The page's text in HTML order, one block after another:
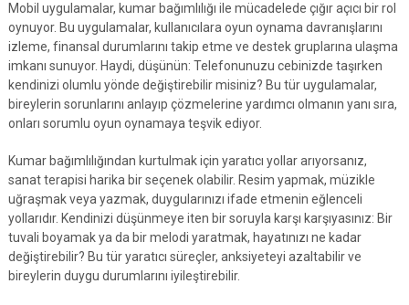
Mobil uygulamalar, kumar bağımlılığı ile mücadelede çığır açıcı bir rol
oynuyor. Bu uygulamalar, kullanıcılara oyun oynama davranışlarını
izleme, finansal durumlarını takip etme ve destek gruplarına ulaşma
imkanı sunuyor. Haydi, düşünün: Telefonunuzu cebinizde taşırken
kendinizi olumlu yönde değiştirebilir misiniz? Bu tür uygulamalar,
bireylerin sorunlarını anlayıp çözmelerine yardımcı olmanın yanı sıra,
onları sorumlu oyun oynamaya teşvik ediyor.
Kumar bağımlılığından kurtulmak için yaratıcı yollar arıyorsanız,
sanat terapisi harika bir seçenek olabilir. Resim yapmak, müzikle
uğraşmak veya yazmak, duygularınızı ifade etmenin eğlenceli
yollarıdır. Kendinizi düşünmeye iten bir soruyla karşı karşıyasınız: Bir
tuvali boyamak ya da bir melodi yaratmak, hayatınızı ne kadar
değiştirebilir? Bu tür yaratıcı süreçler, anksiyeteyi azaltabilir ve
bireylerin duygu durumlarını iyileştirebilir.